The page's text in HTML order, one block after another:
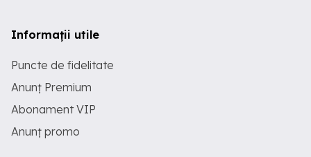
Informații utile
Puncte de fidelitate
Anunț Premium
Abonament VIP
Anunț promo